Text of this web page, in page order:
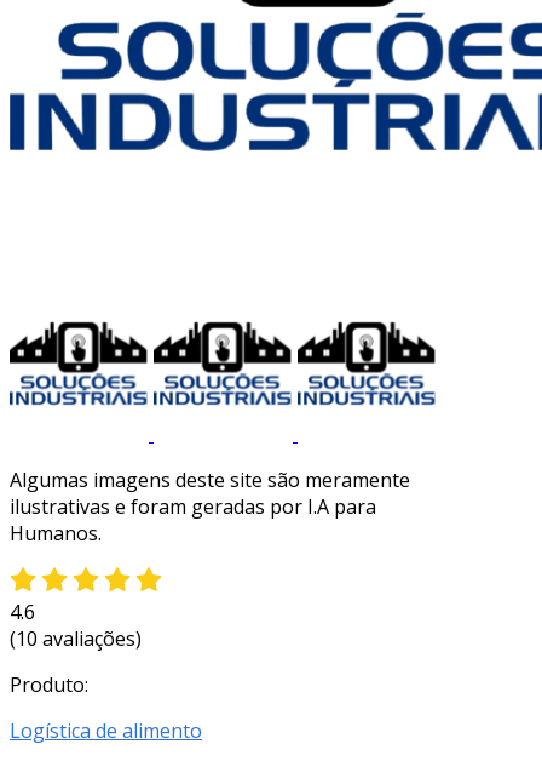
Algumas imagens deste site são meramente
ilustrativas e foram geradas por I.A para
Humanos.
4.6
(10 avaliações)
Produto:
Logística de alimento